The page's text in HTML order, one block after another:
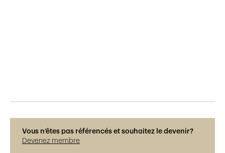
Vous n’êtes pas référencés et souhaitez le devenir?
Devenez membre